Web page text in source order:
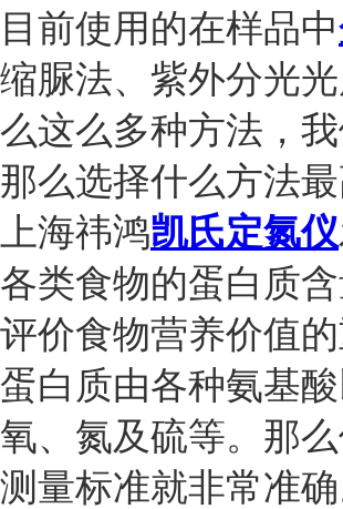
目前使用的在样品中
缩脲法、紫外分光
么这么多种方法，
那么选择什么方法最
上海祎鸿凯氏定氮仪
各类食物的蛋白质
评价食物营养价值
蛋白质由各种氨基
氧、氮及硫等。 那
测量标准就非常准确